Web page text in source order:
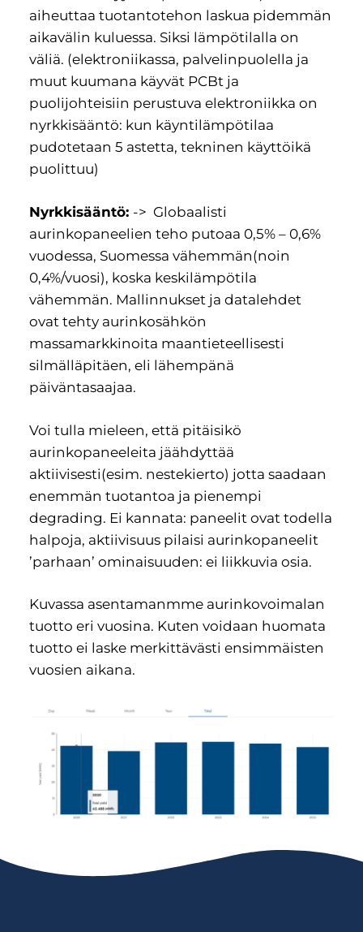
aiheuttaa tuotantotehon laskua pidemmän
aikavälin kuluessa. Siksi lämpötilalla on
väliä. (elektroniikassa, palvelinpuolella ja
muut kuumana käyvät PCBt ja
puolijohteisiin perustuva elektroniikka on
nyrkkisääntö: kun käyntilämpötilaa
pudotetaan 5 astetta, tekninen käyttöikä
puolittuu)
Nyrkkisääntö: -> Globaalisti
aurinkopaneelien teho putoaa 0,5% – 0,6%
vuodessa, Suomessa vähemmän(noin
0,4%/vuosi), koska keskilämpötila
vähemmän. Mallinnukset ja datalehdet
ovat tehty aurinkosähkön
massamarkkinoita maantieteellisesti
silmälläpitäen, eli lähempänä
päiväntasaajaa.
Voi tulla mieleen, että pitäisikö
aurinkopaneeleita jäähdyttää
aktiivisesti(esim. nestekierto) jotta saadaan
enemmän tuotantoa ja pienempi
degrading. Ei kannata: paneelit ovat todella
halpoja, aktiivisuus pilaisi aurinkopaneelit
’parhaan’ ominaisuuden: ei liikkuvia osia.
Kuvassa asentamanmme aurinkovoimalan
tuotto eri vuosina. Kuten voidaan huomata
tuotto ei laske merkittävästi ensimmäisten
vuosien aikana.